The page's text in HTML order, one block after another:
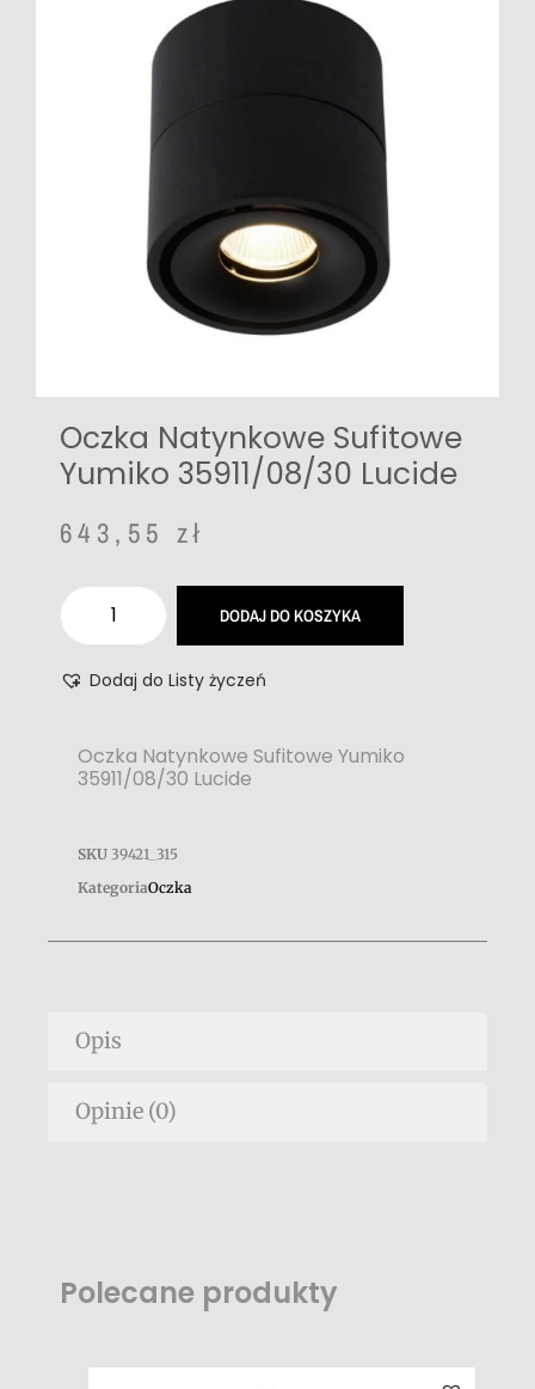
Oczka Natynkowe Sufitowe
Yumiko 35911/08/30 Lucide
643,55 zł
DODAJ DO KOSZYKA
Dodaj do Listy życzeń
Oczka Natynkowe Sufitowe Yumiko
35911/08/30 Lucide
SKU 39421_315
KategoriaOczka
Opis
Opinie (0)
Polecane produkty